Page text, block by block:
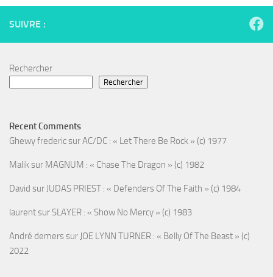
SUIVRE :
Rechercher
Rechercher
Recent Comments
Ghewy fredericsurAC/DC : « Let There Be Rock » (c) 1977
Maliksur MAGNUM : « Chase The Dragon » (c) 1982
David sur JUDAS PRIEST : « Defenders Of The Faith » (c) 1984
laurentsur SLAYER : « Show No Mercy » (c) 1983
André demerssur JOE LYNN TURNER : « Belly Of The Beast » (c)
2022